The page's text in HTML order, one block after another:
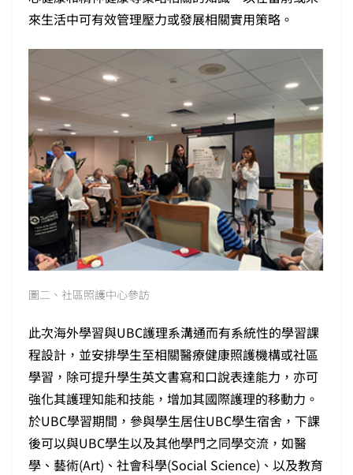
來生活中可有效管理壓力或發展相關實用策略。
圖二、社區照護中心參訪
此次海外學習與UBC護理系溝通而有系統性的學習課
程設計，並安排學生至相關醫療健康照護機構或社區
學習，除可提升學生英文書寫和口說表達能力，亦可
強化其護理知能和技能，增加其國際護理的移動力。
於UBC學習期間，參與學生居住UBC學生宿舍，下課
後可以與UBC學生以及其他學門之同學交流，如醫
學、藝術(Art)、社會科學(Social Science)、以及教育